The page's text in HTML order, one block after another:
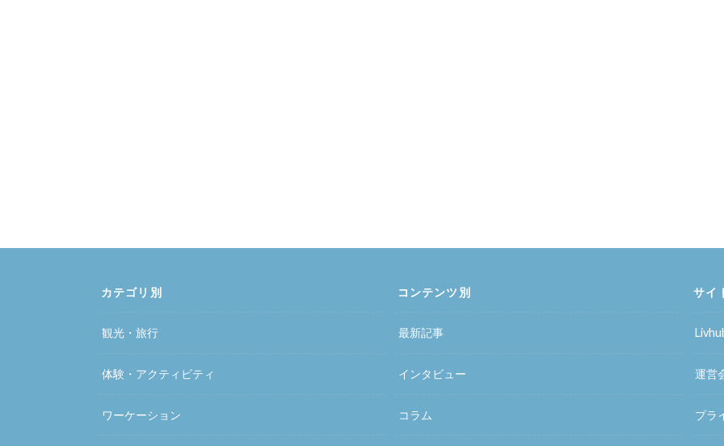
カテゴリ別
観光・旅行
体験・アクティビティ
ワーケーション
コンテンツ別
最新記事
インタビュー
コラム
サイ
運営
プラ